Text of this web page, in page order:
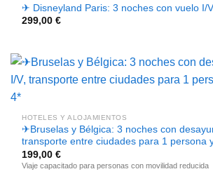
✈ Disneyland Paris: 3 noches con vuelo I/
299,00€
HOTELES Y ALOJAMIENTOS
✈Bruselas y Bélgica: 3 noches con
transporte entre ciudades para 1 persona
199,00€
Viaje capacitado para personas con movilidad reducida